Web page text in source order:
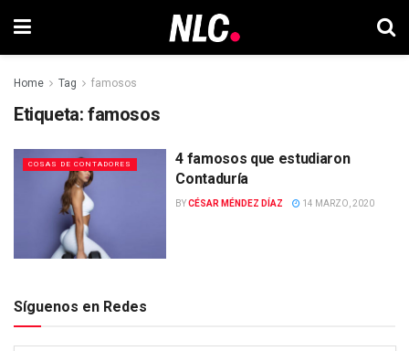
Home Tag famosos
Etiqueta: famosos
COSAS DE CONTADORES
4 famosos que estudiaron
Contaduría
BYCÉSAR MÉNDEZ DÍAZ 14 MARZO, 2020
Síguenos en Redes